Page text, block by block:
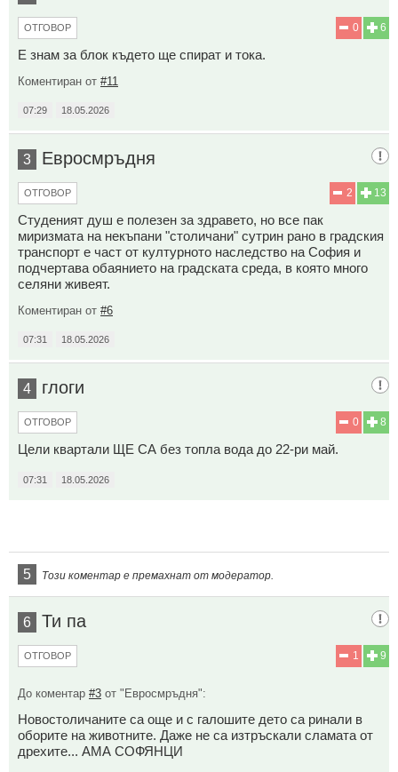
6
0
ОТГОВОР
Е знам за блок където ще спират и тока.
Коментиран от #11
07:29 18.05.2026
3 Евросмръдня
13
2
ОТГОВОР
Студеният душ е полезен за здравето, но все пак
миризмата на некъпани "столичани" сутрин рано в градския
транспорт е част от културното наследство на София и
подчертава обаянието на градската среда, в която много
селяни живеят.
Коментиран от #6
07:31 18.05.2026
4 глоги
8
0
ОТГОВОР
Цели квартали ЩЕ СА без топла вода до 22-ри май.
07:31 18.05.2026
5 Този коментар е премахнат от модератор.
6 Ти па
9
1
ОТГОВОР
До коментар #3 от "Евросмръдня":
Новостоличаните са още и с галошите дето са ринали в
оборите на животните. Даже не са изтръскали сламата от
дрехите... АМА СОФЯНЦИ